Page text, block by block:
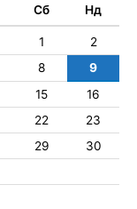
Сб Нд
1
2
8
9
15
16
22
23
29
30